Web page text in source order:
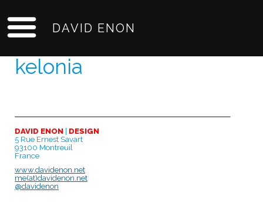
kelonia
DAVID ENON
DESIGN
5 Rue Ernest Savart
93100 Montreuil
France
www.davidenon.net
me(at)davidenon.net
@davidenon
DAVID ENON